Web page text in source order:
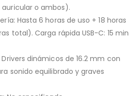
o ambos).
Hasta 6 horas de uso + 18 horas
total). Carga rápida USB-C: 15 min
dinámicos de 16.2 mm con
sonido equilibrado y graves